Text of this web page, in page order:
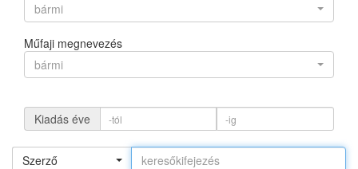
bármi
Műfaji megnevezés
bármi
Kiadás éve
Szerző